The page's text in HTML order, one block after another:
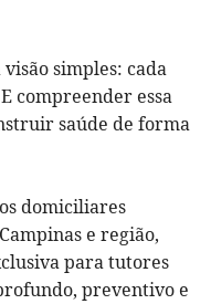
simples: cada
compreender essa
saúde de forma
domiciliares
e região,
para tutores
preventivo e